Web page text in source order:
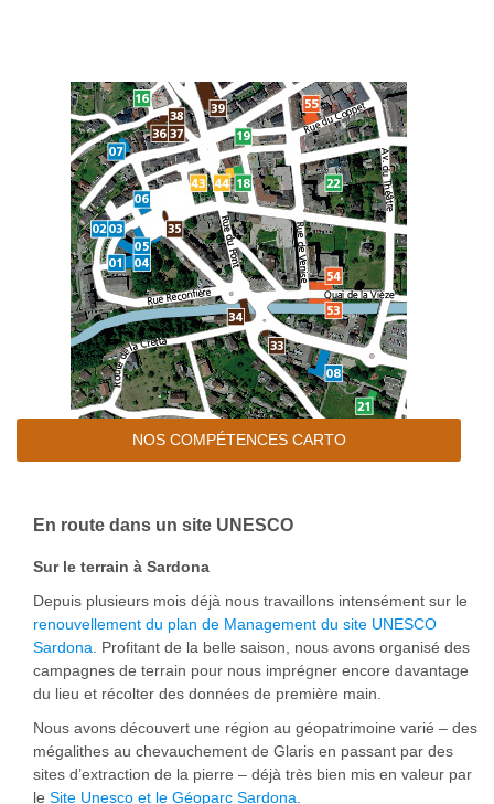
NOS COMPÉTENCES CARTO
En route dans un site UNESCO
Sur le terrain à Sardona
Depuis plusieurs mois déjà nous travaillons intensément sur le
renouvellement du plan de Management du site UNESCO
Sardona . Profitant de la belle saison, nous avons organisé des
campagnes de terrain pour nous imprégner encore davantage
du lieu et récolter des données de première main.
Nous avons découvert une région au géopatrimoine varié – des
mégalithes au chevauchement de Glaris en passant par des
sites d’extraction de la pierre – déjà très bien mis en valeur par
le Site Unesco et le Géoparc Sardona